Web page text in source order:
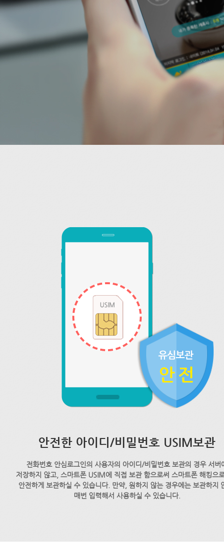
안전한 아이디/비밀번호 USIM보관
전화번호 안심로그인의 사용자의 아이디/비밀번호 보관의 경우 서버
저장하지 않고, 스마트폰 USIM에 직접 보관 함으로써 스마트폰 해킹으
안전하게 보관하실 수 있습니다. 만약, 원하지 않는 경우에는 보관하지
매번 입력해서 사용하실 수 있습니다.